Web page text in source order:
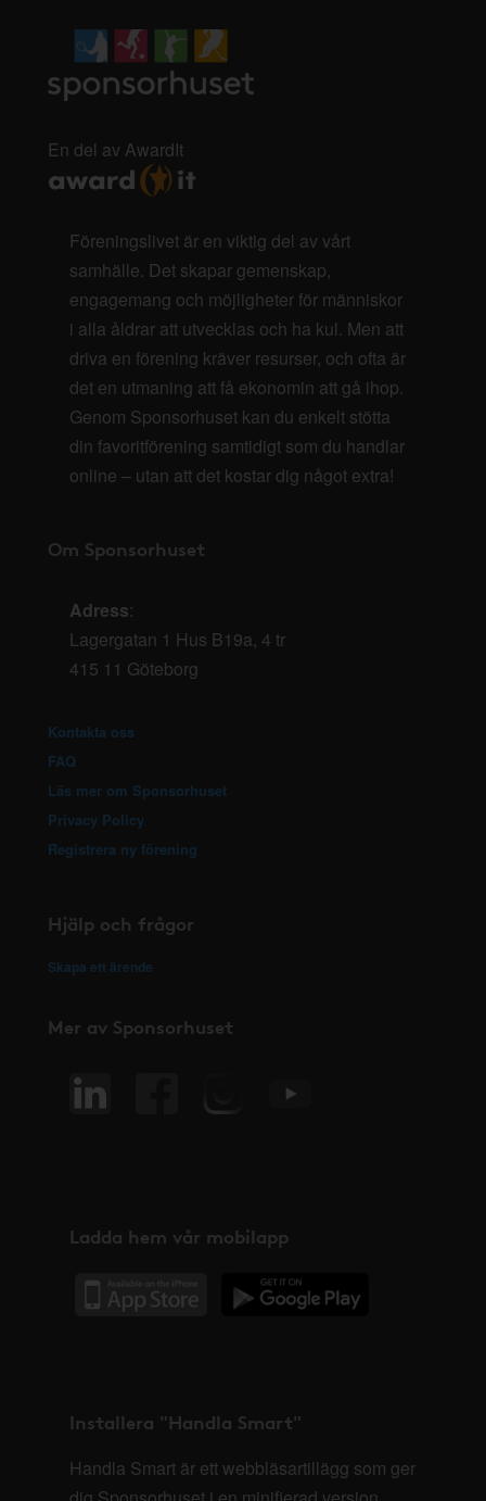
En del av AwardIt
Föreningslivet är en viktig del av vårt
samhälle. Det skapar gemenskap,
engagemang och möjligheter för människor
i alla åldrar att utvecklas och ha kul. Men att
driva en förening kräver resurser, och ofta är
det en utmaning att få ekonomin att gå ihop.
Genom Sponsorhuset kan du enkelt stötta
din favoritförening samtidigt som du handlar
online – utan att det kostar dig något extra!
Om Sponsorhuset
Adress:
Lagergatan 1 Hus B19a, 4 tr
415 11 Göteborg
Kontakta oss
FAQ
Läs mer om Sponsorhuset
Privacy Policy
Registrera ny förening
Hjälp och frågor
Skapa ett ärende
Mer av Sponsorhuset
Ladda hem vår mobilapp
Installera "Handla Smart"
Handla Smart är ett webbläsartillägg som ger